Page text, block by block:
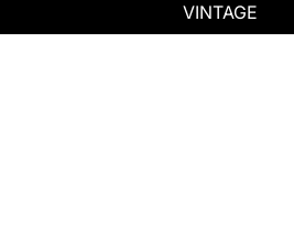
VINTAGE